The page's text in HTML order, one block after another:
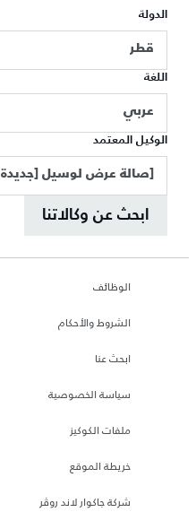
الدولة
قطر
اللغة
عربي
الوكيل المعتمد
[صالة عرض لوسيل [جديدة
ابحث عن وكالاتنا
الوظائف
الشروط والأحكام
ابحث عنا
سياسة الخصوصية
ملفات الكوكيز
خريطة الموقع
شركة جاكوار لاند روڤر